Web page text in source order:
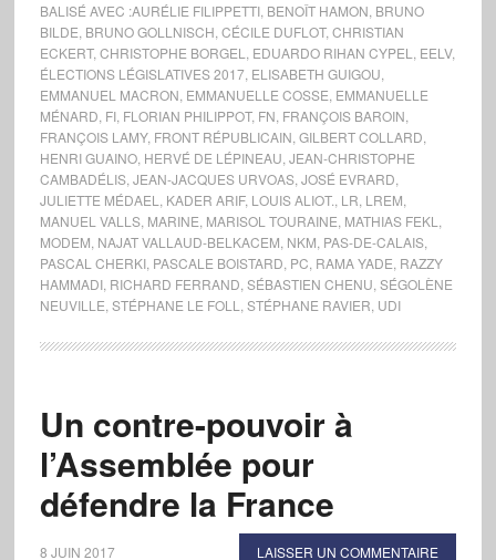
BALISÉ AVEC :AURÉLIE FILIPPETTI, BENOÎT HAMON BRUNO
BILDE BRUNO GOLLNISCH CÉCILE DUFLOT, CHRISTIAN
ECKERT, CHRISTOPHE BORGEL EDUARDO RIHAN CYPEL EELV,
ÉLECTIONS LÉGISLATIVES 2017, ELISABETH GUIGOU
EMMANUEL MACRON EMMANUELLE COSSE EMMANUELLE
MÉNARD FI, FLORIAN PHILIPPOT, FN FRANÇOIS BAROIN
FRANÇOIS LAMY, FRONT RÉPUBLICAIN GILBERT COLLARD
HENRI GUAINO, HERVÉ DE LÉPINEAU JEAN-CHRISTOPHE
CAMBADÉLIS, JEAN-JACQUES URVOAS, JOSÉ EVRARD
JULIETTE MÉDAEL
KADER ARIF, LOUIS ALIOT. LR LREM
MANUEL VALLS, MARINE MARISOL TOURAINE MATHIAS FEKL
MODEM NAJAT VALLAUD-BELKACEM NKM PAS-DE-CALAIS,
PASCAL CHERKI, PASCALE BOISTARD PC RAMA YADE RAZZY
HAMMADI, RICHARD FERRAND SÉBASTIEN CHENU SÉGOLÈNE
NEUVILLE STÉPHANE LE FOLL STÉPHANE RAVIER UDI
Un contre-pouvoir à
l’Assemblée pour
défendre la France
8 JUIN 2017 LAISSER UN COMMENTAIRE